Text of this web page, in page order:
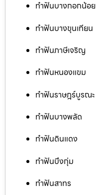
ทำฟันบางกอกน้อย
ทำฟันบางขุนเทียน
ทำฟันภาษีเจริญ
ทำฟันหนองแขม
ทำฟันราษฎร์บูรณะ
ทำฟันบางพลัด
ทำฟันดินแดง
ทำฟันบึงกุ่ม
ทำฟันสาทร